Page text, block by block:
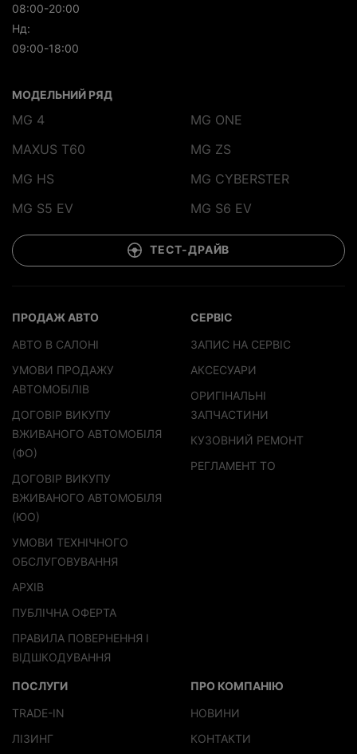
08:00-20:00
Нд:
09:00-18:00
МОДЕЛЬНИЙ РЯД
MG 4
MG ONE
MAXUS T60
MG ZS
MG HS
MG CYBERSTER
MG S5 EV
MG S6 EV
ТЕСТ-ДРАЙВ
ПРОДАЖ АВТО
АВТО В САЛОНІ
УМОВИ ПРОДАЖУ
АВТОМОБІЛІВ
ДОГОВІР ВИКУПУ
ВЖИВАНОГО АВТОМОБІЛЯ
(ФО)
ДОГОВІР ВИКУПУ
ВЖИВАНОГО АВТОМОБІЛЯ
(ЮО)
УМОВИ ТЕХНІЧНОГО
ОБСЛУГОВУВАННЯ
АРХІВ
ПУБЛІЧНА ОФЕРТА
ПРАВИЛА ПОВЕРНЕННЯ І
ВІДШКОДУВАННЯ
СЕРВІС
ЗАПИС НА СЕРВІС
АКСЕСУАРИ
ОРИГІНАЛЬНІ
ЗАПЧАСТИНИ
КУЗОВНИЙ РЕМОНТ
РЕГЛАМЕНТ ТО
ПОСЛУГИ
TRADE-IN
ЛІЗИНГ
ПРО КОМПАНІЮ
НОВИНИ
КОНТАКТИ